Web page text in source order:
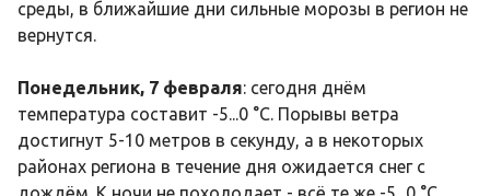
среды, в ближайшие дни сильные морозы в регион не
вернутся.
Понедельник, 7 февраля: сегодня днём
температура составит -5...0 °C. Порывы ветра
достигнут 5-10 метров в секунду, а в некоторых
районах региона в течение дня ожидается снег с